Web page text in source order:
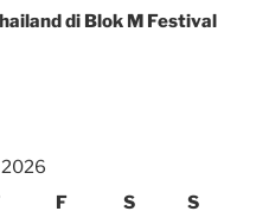
di Blok M Festival
F S S